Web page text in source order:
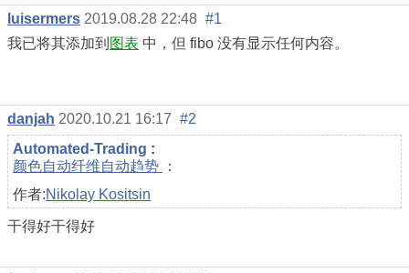
luisermers 2019.08.28 22:48 #1
我已将其添加到 图表 中，但 fibo 没有显示任何内容。
danjah 2020.10.21 16:17 #2
Automated-Trading :
颜色自动纤维自动趋势
：
作者:Nikolay Kositsin
干得好干得好